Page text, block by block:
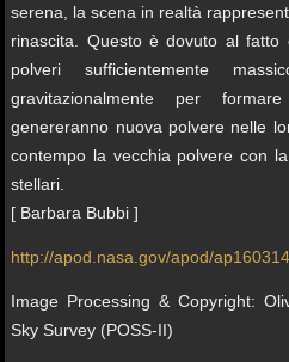
serena, la scena in realtà
rinascita. Questo è dovuto al
polveri sufficientemente
gravitazionalmente per
genereranno nuova polvere nelle
contempo la vecchia polvere con
stellari.
[ Barbara Bubbi ]
http://apod.nasa.gov/apod/
Image Processing & Copyright:
Sky Survey (POSS-II)